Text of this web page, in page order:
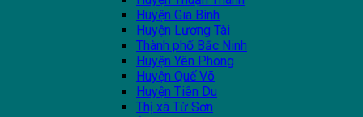
Huyện Gia Bình
Huyện Lương Tài
Thành phố Bắc Ninh
Huyện Yên Phong
Huyện Quế Võ
Huyện Tiên Du
Thị xã Từ Sơn